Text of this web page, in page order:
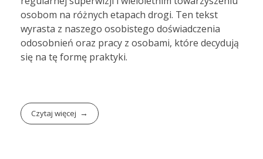
osobom na różnych etapach drogi. Ten tekst
wyrasta z naszego osobistego doświadczenia
odosobnień oraz pracy z osobami, które decydują
się na tę formę praktyki.
Czytaj więcej